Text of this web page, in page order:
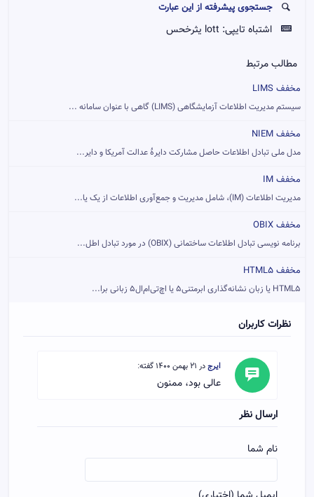
جستجوی پیشرفته از این عبارت
اشتباه تایپی: lott یثرخحس
مطالب مرتبط
مخفف LIMS
سیستم مدیریت اطلاعات آزمایشگاهی (LIMS) گاهی با عنوان سامانه ...
مخفف NIEM
مدل ملی تبادل اطلاعات حاصل مشارکت دایرهٔ عدالت آمریکا و دایر...
مخفف IM
مدیریت اطلاعات (IM)، شامل مدیریت و جمع‌آوری اطلاعات از یک یا...
مخفف OBIX
برنامه نویسی تبادل اطلاعات ساختمانی (OBIX) در مورد تبادل اطل...
مخفف HTML5
HTML5 یا زبان نشانه‌گذاری ابرمتنی۵ یا اچ‌تی‌ام‌ال۵ زبانی برا...
نظرات کاربران
ایرجدر 21 بهمن 1400 گفته:
عالی بود، ممنون
ارسال نظر
نام شما